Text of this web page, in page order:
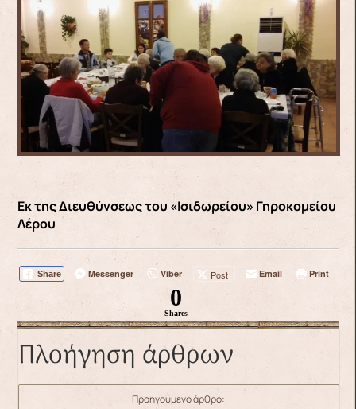
Εκ της Διευθύνσεως του «Ισιδωρείου» Γηροκομείου
Λέρου
Share Messenger Viber Post Email Print
0
Shares
Πλοήγηση άρθρων
Προηγούμενο άρθρο: